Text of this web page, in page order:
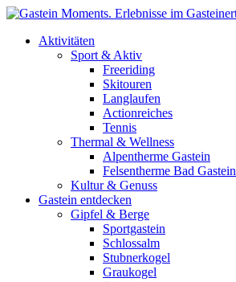
Direkt zum Inhalt
Aktivitäten
Sport & Aktiv
Freeriding
Skitouren
Langlaufen
Actionreiches
Tennis
Thermal & Wellness
Alpentherme Gastein
Felsentherme Bad Gastein
Kultur & Genuss
Gastein entdecken
Gipfel & Berge
Sportgastein
Schlossalm
Stubnerkogel
Graukogel